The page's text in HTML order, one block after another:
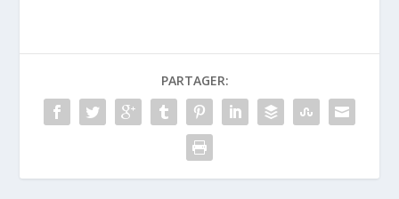
PARTAGER: